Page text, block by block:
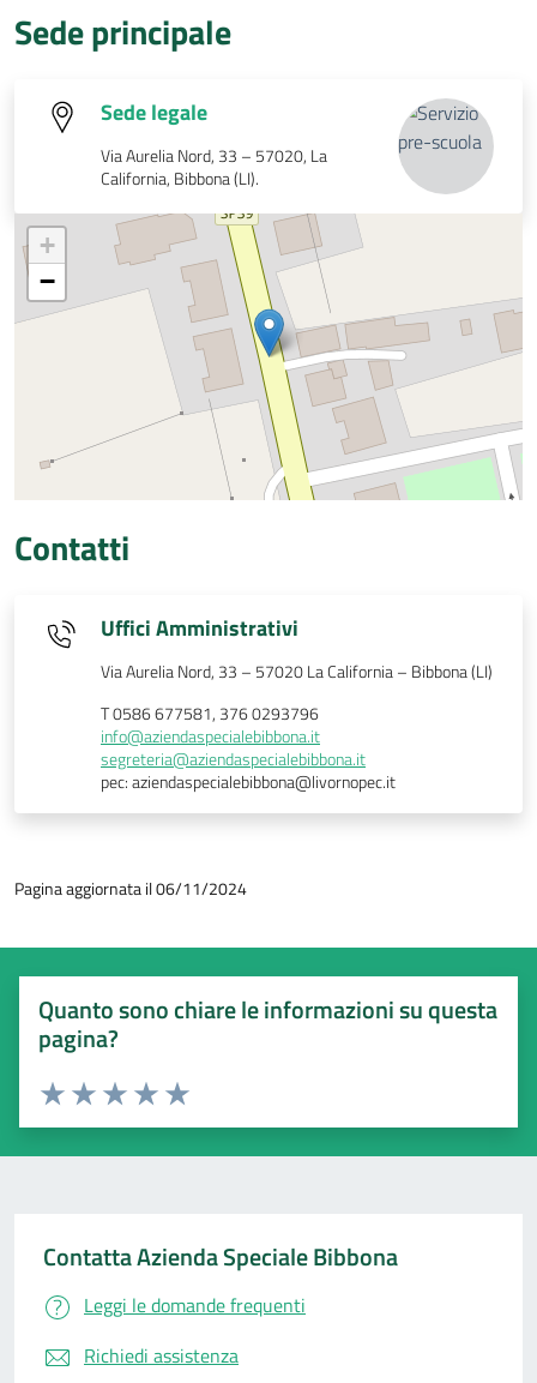
Sede principale
Sede legale
Via Aurelia Nord, 33 – 57020, La
California, Bibbona (LI).
+
−
Contatti
Uffici Amministrativi
Via Aurelia Nord, 33 – 57020 La California – Bibbona (LI)
T 0586 677581, 376 0293796
info@aziendaspecialebibbona.it
segreteria@aziendaspecialebibbona.it
pec: aziendaspecialebibbona@livornopec.it
Pagina aggiornata il 06/11/2024
Quanto sono chiare le informazioni su questa
pagina?
Valuta 5 stelle su 5
Valuta 4 stelle su 5
Valuta 3 stelle su 5
Valuta 2 stelle su 5
Valuta 1 stelle su 5
Contatta Azienda Speciale Bibbona
Leggi le domande frequenti
Richiedi assistenza